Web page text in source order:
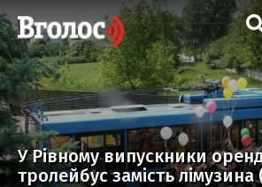
У Рівному випускники
тролейбус замість